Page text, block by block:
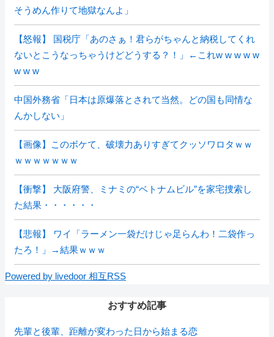
そうめん作りて地獄なんよ」
【怒報】 国税庁「あのさぁ！君らがちゃんと納税してくれ
ないとこうなっちゃうけどどうする？！」←これw w w w w
w w w
中国外務省「日本は原爆落とされて当然。どの国も同情な
んかしない」
【画像】このボケて、破壊力ありすぎてクッソワロタｗｗ
ｗｗｗｗｗｗｗ
【衝撃】 大阪府警、ミナミの“ベトナムビル”を家宅捜索し
た結果・・・・・・
【悲報】 ワイ「ラーメン一袋だけじゃ足らんわ！二袋作っ
たろ！」→結果ｗｗｗ
Powered by livedoor 相互RSS
おすすめ記事
先輩と後輩、距離が変わった日から始まる恋